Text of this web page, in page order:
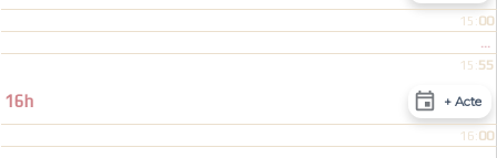
15:00
15:55
16h  + Acte
16:00